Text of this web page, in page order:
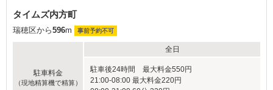
タイムズ内方町
瑞穂区から596m 事前予約不可
駐車料金
（現地精算機で精算）
全日
駐車後24時間 最大料金550円
21:00-08:00 最大料金220円